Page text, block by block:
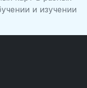
и изучении